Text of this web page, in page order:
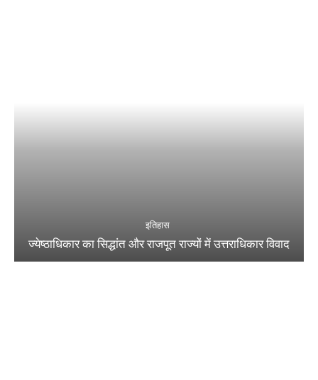
इतिहास
ज्येष्ठाधिकार का सिद्धांत और राजपूत राज्यों में उत्तराधिकार विवाद